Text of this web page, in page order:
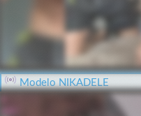
Modelo NIKADELE